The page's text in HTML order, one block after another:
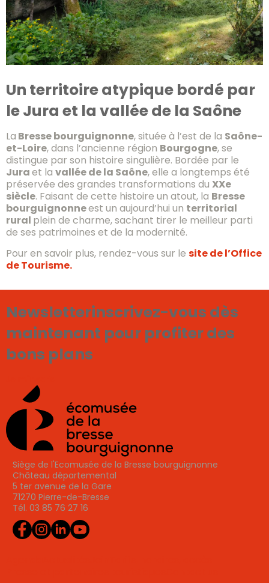
Un territoire atypique bordé par
le Jura et la vallée de la Saône
La Bresse bourguignonne, située à l’est de la Saône-
et-Loire, dans l’ancienne région Bourgogne, se
distingue par son histoire singulière. Bordée par le
Juraet la vallée de la Saône, elle a longtemps été
préservée des grandes transformations du XXe
siècle. Faisant de cette histoire un atout, la Bresse
bourguignonneest un aujourd’hui un territorial
rural plein de charme, sachant tirer le meilleur parti
de ses patrimoines et de la modernité.
Pour en savoir plus, rendez-vous sur le site de l’Office
de Tourisme.
Newsletterinscrivez-vous dès
maintenant pour profiter des
bons plans
Siège de l'Ecomusée de la Bresse bourguignonne
Château départemental
5 ter avenue de la Gare
71270 Pierre-de-Bresse
Tél. 03 85 76 27 16